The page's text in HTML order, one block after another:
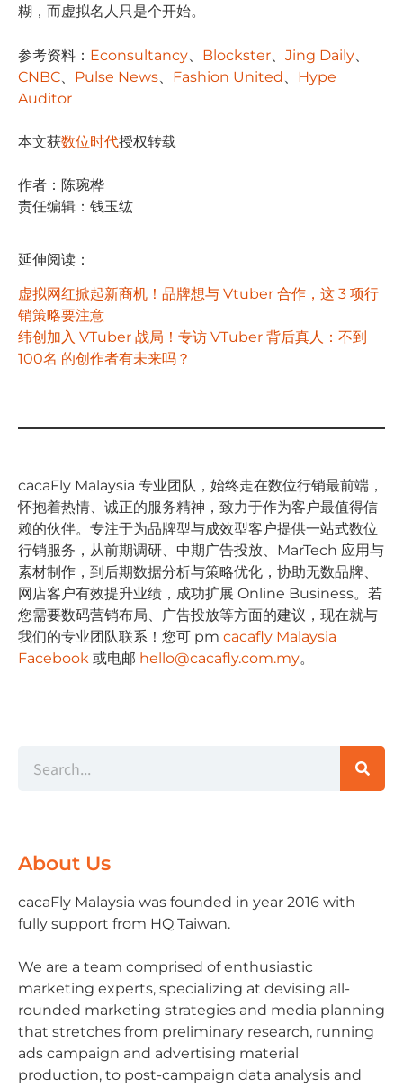
糊，而虚拟名人只是个开始。
参考资料： Econsultancy Blockster Jing Daily
CNBC
Pulse News Fashion United
Hype
Auditor
本文获数位时代授权转载
作者：陈琬桦
责任编辑：钱玉纮
延伸阅读：
虚拟网红掀起新商机！品牌想与 Vtuber 合作，这 3 项行
销策略要注意
纬创加入 VTuber 战局！专访 VTuber 背后真人：不到
100名 的创作者有未来吗？
cacaFly Malaysia 专业团队，始终⾛在数位⾏销最前端，
怀抱着热情、诚正的服务精神，致⼒于作为客户最值得信
赖的伙伴。专注于为品牌型与成效型客户提供⼀站式数位
⾏销服务，从前期调研、中期⼴告投放、MarTech 应⽤与
素材制作，到后期数据分析与策略优化，协助⽆数品牌、
⽹店客户有效提升业绩，成功扩展 Online Business。若
您需要数码营销布局、⼴告投放等⽅⾯的建议，现在就与
我们的专业团队联系！您可 pm cacafly Malaysia
Facebook 或电邮 hello@cacafly.com.my。
About Us
cacaFly Malaysia was founded in year 2016 with
fully support from HQ Taiwan.
We are a team comprised of enthusiastic
marketing experts, specializing at devising all-
rounded marketing strategies and media planning
that stretches from preliminary research, running
ads campaign and advertising material
production, to post-campaign data analysis and